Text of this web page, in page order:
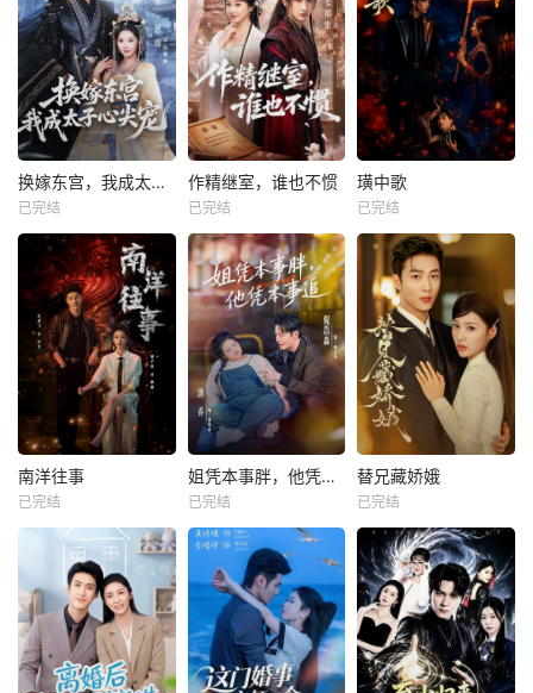
换嫁东宫，我成太子心尖宠
已完结
作精继室，谁也不惯
已完结
璜中歌
已完结
南洋往事
已完结
姐凭本事胖，他凭本事追
已完结
替兄藏娇娥
已完结